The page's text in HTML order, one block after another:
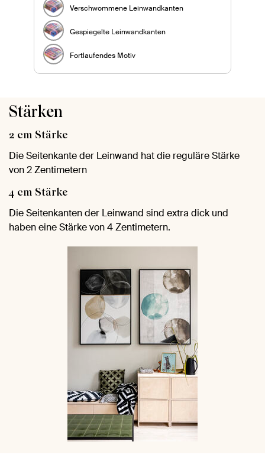
Verschwommene Leinwandkanten
Gespiegelte Leinwandkanten
Fortlaufendes Motiv
Stärken
2 cm Stärke
Die Seitenkante der Leinwand hat die reguläre Stärke
von 2 Zentimetern
4 cm Stärke
Die Seitenkanten der Leinwand sind extra dick und
haben eine Stärke von 4 Zentimetern.